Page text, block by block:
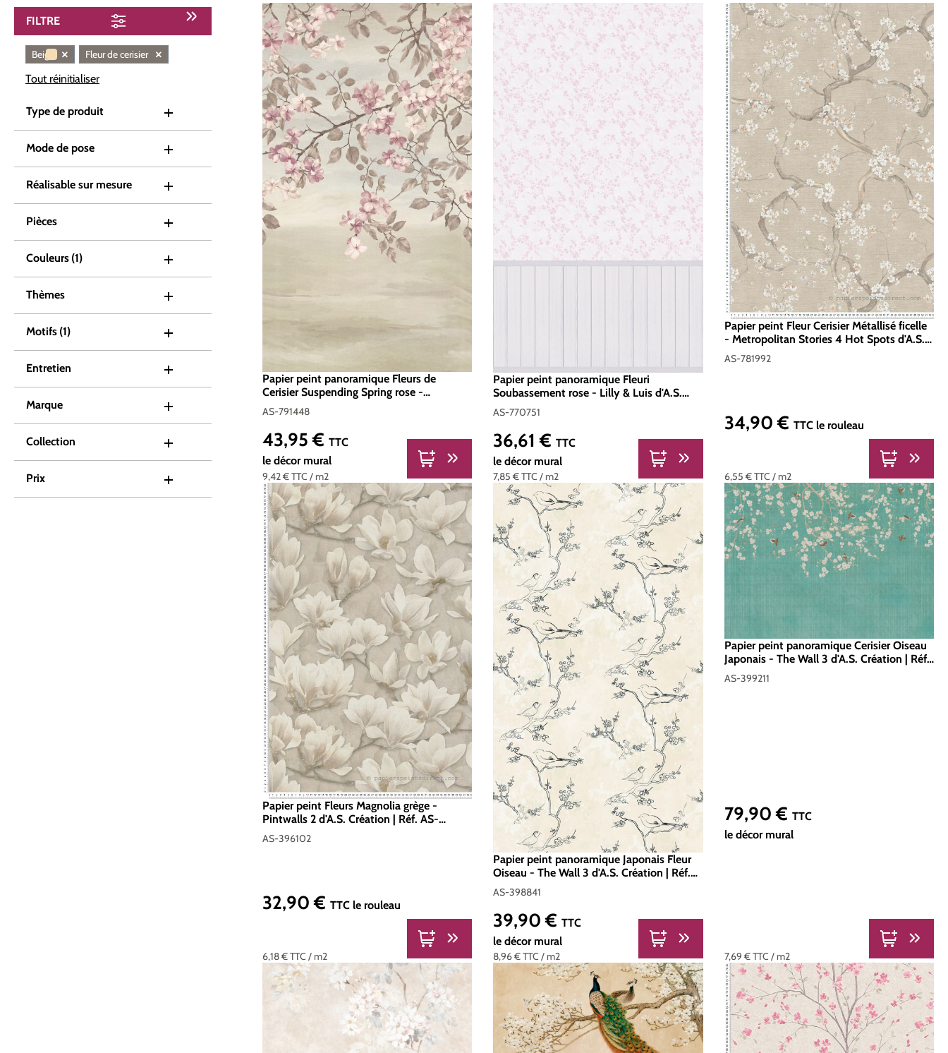
FILTRE
Beige × Fleur de cerisier ×
Tout réinitialiser
Type de produit
Mode de pose
Réalisable sur mesure
Pièces
Couleurs (1)
Thèmes
Motifs (1)
Entretien
Marque
Collection
Prix
Papier peint panoramique Fleurs de
Cerisier Suspending Spring rose -
Cosmoliving d'A.S. Création | Réf. 791448
AS-791448
9,42 €TTC / m2
Prix régulier :
43,95 € TTC
le décor mural
Papier peint panoramique Fleuri
Soubassement rose - Lilly & Luis d'A.S.
Création | Réf. AS-770751
AS-770751
7,85 €TTC/ m2
Prix régulier :
36,61 €TTC
le décor mural
Papier peint Fleur Cerisier Métallisé ficelle
- Metropolitan Stories 4 Hot Spots d'A.S.
Création | Réf. AS-781992
AS-781992
6,55 €TTC / m2
Prix régulier :
34,90 € TTC le rouleau
Papier peint Fleurs Magnolia grège -
Pintwalls 2 d'A.S. Création | Réf. AS-
396102
AS-396102
6,18 €TTC / m2
Prix régulier :
32,90 € TTC le rouleau
Papier peint panoramique Japonais Fleur
Oiseau - The Wall 3 d'A.S. Création | Réf.
AS-398841
AS-398841
8,96 €TTC/ m2
Prix régulier :
39,90 €TTC
le décor mural
Papier peint panoramique Cerisier Oiseau
Japonais - The Wall 3 d'A.S. Création | Réf.
AS-399211
AS-399211
7,69 €TTC / m2
Prix régulier :
79,90 € TTC
le décor mural